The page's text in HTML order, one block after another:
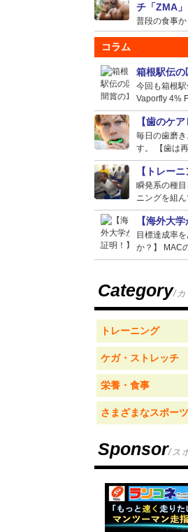
チ「ZMA」
普段の食事か
コラム
箱根駅伝の
今回も箱根
Vaporfly 4%
【歯のケ
毎日の歯磨
す。 【歯は
【トレー
瞬発系の種
ニングを組
【海外大
目標達成率
か？】 MAC
Category/カ
トレーニング
ケガ・ストレッチ
栄養・食事
さまざまなスポー
Sponsor/ス